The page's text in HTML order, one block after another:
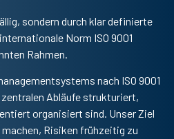
sondern durch klar definierte
Norm ISO 9001
Rahmen.
nach ISO 9001
Abläufe strukturiert,
organisiert sind. Unser Ziel
Risiken frühzeitig zu